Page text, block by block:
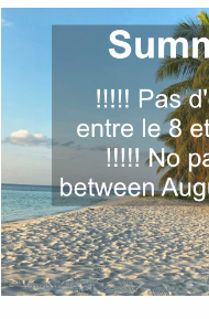
plateformes Google
du traitement
Une fois le
immédiatement
informations.
monétaire et
carte ou via les
irrévocable.
En communiquant
vente, le Client